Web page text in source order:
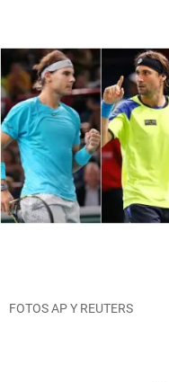
FOTOS AP Y REUTERS